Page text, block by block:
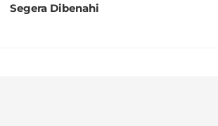
Segera Dibenahi